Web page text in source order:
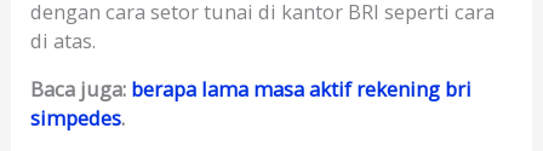
dengan cara setor tunai di kantor BRI seperti cara
di atas.
Baca juga: berapa lama masa aktif rekening bri
simpedes.